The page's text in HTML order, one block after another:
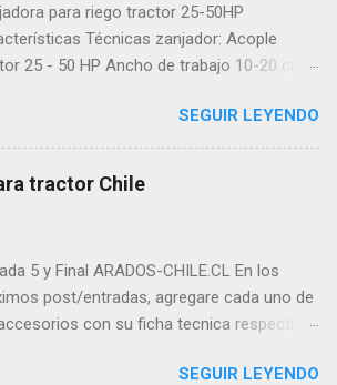
para riego tractor 25-50HP
Técnicas zanjador: Acople
25 - 50 HP Ancho de trabajo 10-20 cms
SEGUIR LEYENDO
tractor Chile
5 y Final ARADOS-CHILE.CL En los
post/entradas, agregare cada uno de
con su ficha tecnica respectiva.
son los últimos 5 accesorios para
SEGUIR LEYENDO